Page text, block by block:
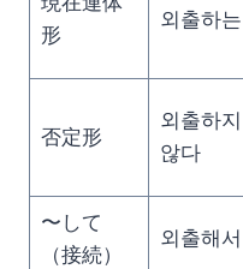
形
외출하는
否定形
외출하지
않다
〜して
（接続）
외출해서